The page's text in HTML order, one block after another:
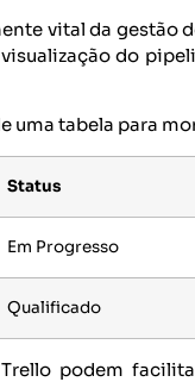
vital da gestão
do
uma tabela para
Status
Em Progresso
Qualificado
podem